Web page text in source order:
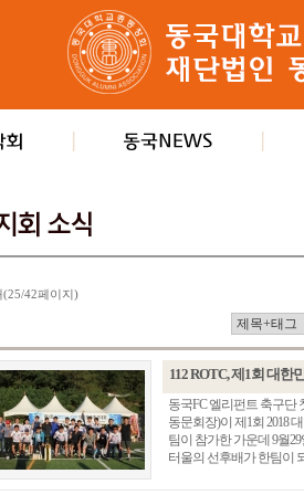
(25/42페이지)
112 ROTC, 제1회 대한
동국FC 엘리펀트 축구단
동문회장)이 제1회 2018
팀이 참가한 가운데 9월
터울의 선후배가 한팀이